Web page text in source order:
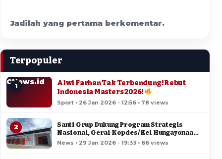
Jadilah yang pertama berkomentar.
Terpopuler
CNews.id
1
Alwi Farhan Tak Terbendung! Rebut
Indonesia Masters 2026!
Sport • 26 Jan 2026 - 12:56 • 78 views
2
Santi Grup Dukung Program Strategis
Nasional, Gerai Kopdes/Kel Hungayonaa
Jadi yang Tercepat Dibangun di Gorontalo
News • 29 Jan 2026 - 19:33 • 66 views